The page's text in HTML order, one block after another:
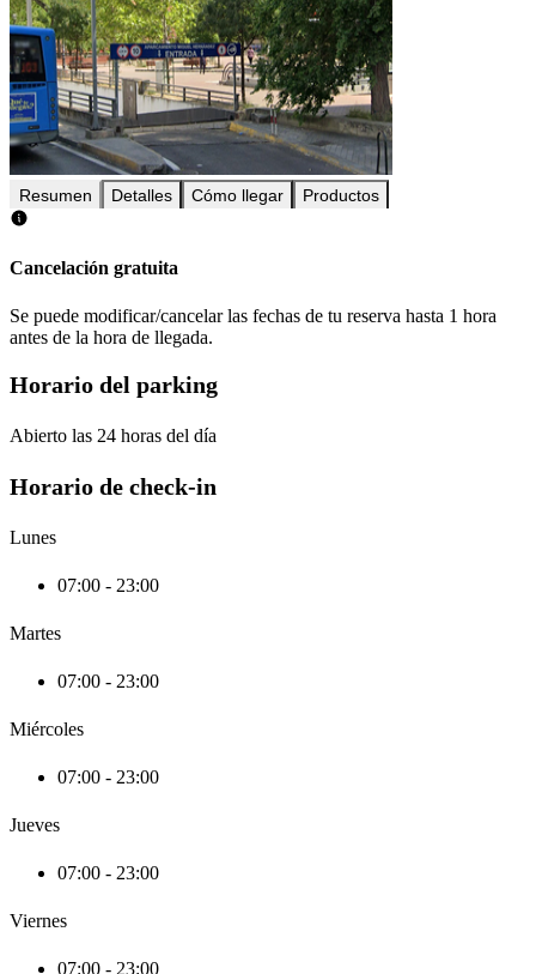
Resumen Detalles Cómo llegar Productos
Cancelación gratuita
Se puede modificar/cancelar las fechas de tu reserva hasta 1 hora
antes de la hora de llegada.
Horario del parking
Abierto las 24 horas del día
Horario de check-in
Lunes
07:00 - 23:00
Martes
07:00 - 23:00
Miércoles
07:00 - 23:00
Jueves
07:00 - 23:00
Viernes
07:00 - 23:00